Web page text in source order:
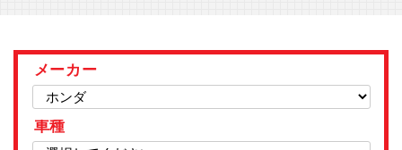
メーカー
車種